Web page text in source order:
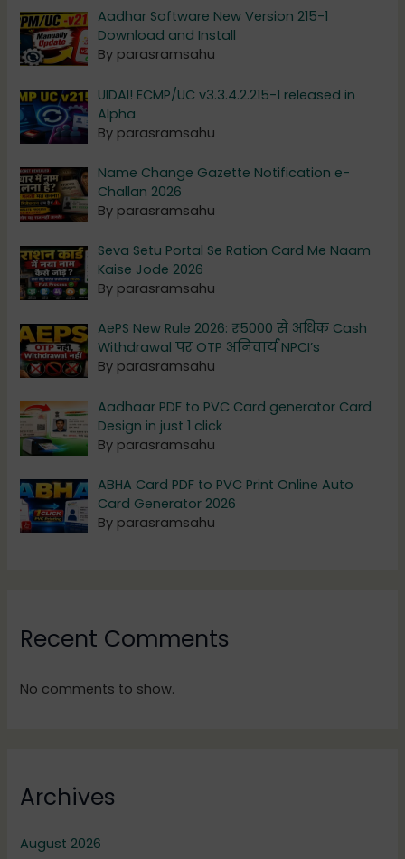
Aadhar Software New Version 215-1
Download and Install
By parasramsahu
UIDAI! ECMP/UC v3.3.4.2.215-1 released in
Alpha
By parasramsahu
Name Change Gazette Notification e-
Challan 2026
By parasramsahu
Seva Setu Portal Se Ration Card Me Naam
Kaise Jode 2026
By parasramsahu
AePS New Rule 2026: ₹5000 से अधिक Cash
Withdrawal पर OTP अनिवार्य NPCI’s
By parasramsahu
Aadhaar PDF to PVC Card generator Card
Design in just 1 click
By parasramsahu
ABHA Card PDF to PVC Print Online Auto
Card Generator 2026
By parasramsahu
Recent Comments
No comments to show.
Archives
August 2026